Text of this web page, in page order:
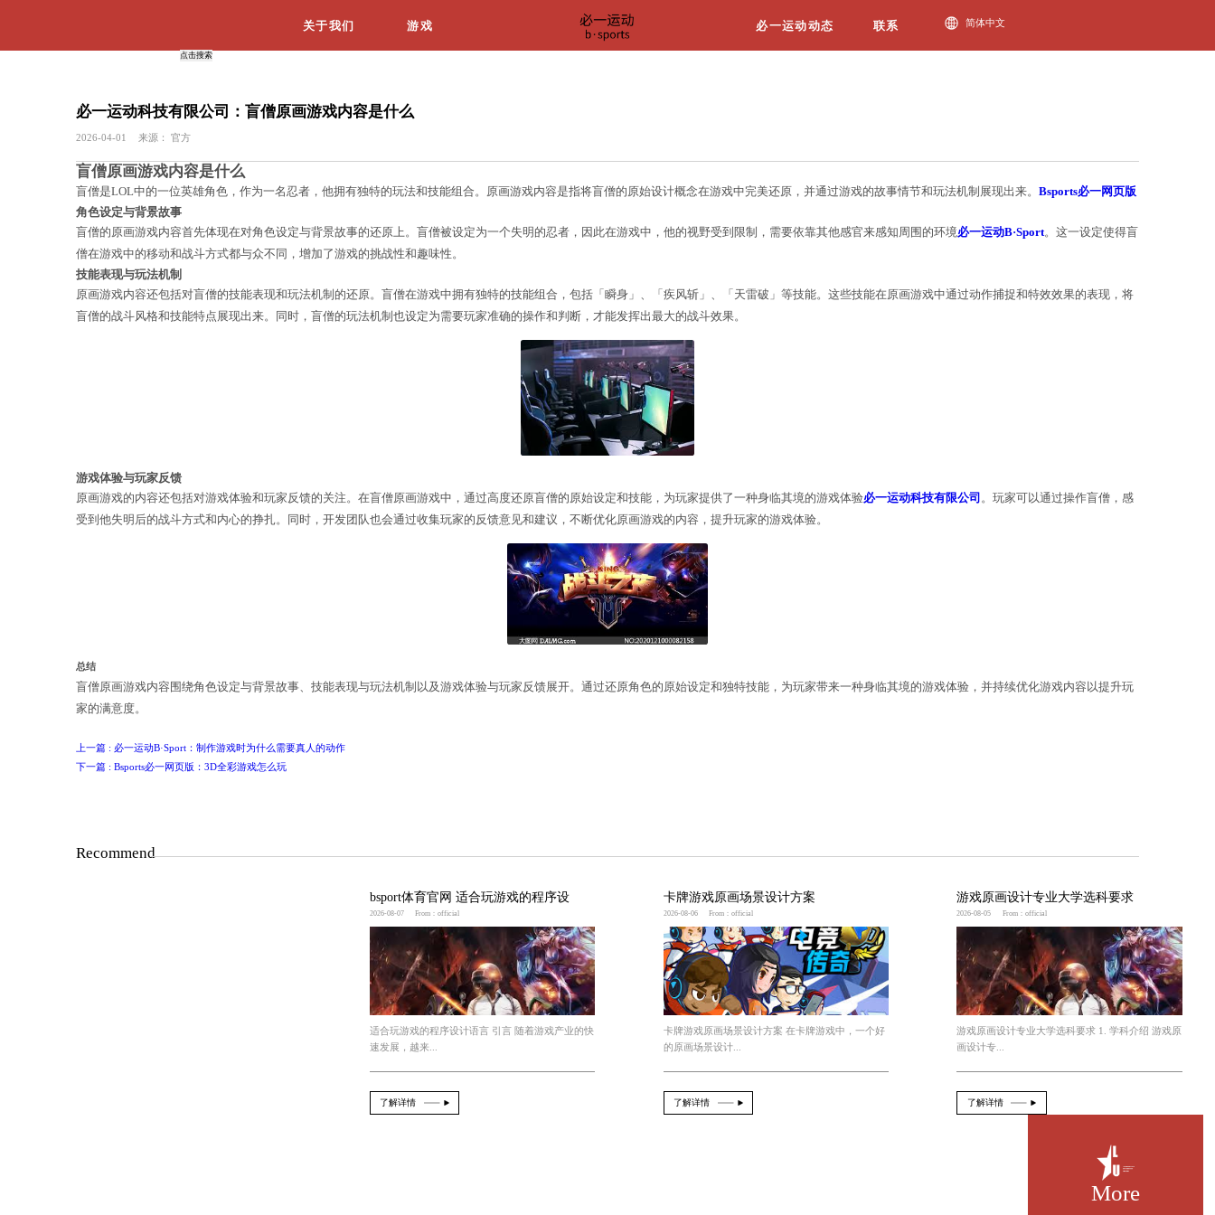
游戏
必一运动科技有限公司：盲僧原画游戏内容是什么
2026-04-01 来源：官方
盲僧原画游戏内容是什么
盲僧是LOL中的一位英雄角色，作为一名忍者，他拥有独特的玩法和技能组合。原画游戏内容是指将盲僧的原始设计概念在游戏中完美还原，并通过
角色设定与背景故事
僧在游戏中的移动和战斗方式都与众不同，增加了游戏的挑战性和趣味性。
原画游戏内容还包括对盲僧的技能表现和玩法机制的还原。盲僧在游戏中拥有独特的技能组合，包括「瞬身」、「疾风斩」、「天雷破」等技能。
盲僧的战斗风格和技能特点展现出来。同时，盲僧的玩法机制也设定为需要玩家准确的操作和判断，才能发挥出最大的战斗效果。
游戏体验与玩家反馈
原画游戏的内容还包括对游戏体验和玩家反馈的关注。在盲僧原画游戏中，通过高度还原盲僧的原始设定和技能，为玩家提供了一种身临其境的游戏
受到他失明后的战斗方式和内心的挣扎。同时，开发团队也会通过收集玩家的反馈意见和建议，不断优化原画游戏的内容，提升玩家的游戏体验。
盲僧原画游戏内容围绕角色设定与背景故事、技能表现与玩法机制以及游戏体验与玩家反馈展开。通过还原角色的原始设定和独特技能，为玩家带
上一篇 : 必一运动B·Sport：制作游戏时为什么需要真人的动作
下一篇 : Bsports必一网页版：3D全彩游戏怎么玩